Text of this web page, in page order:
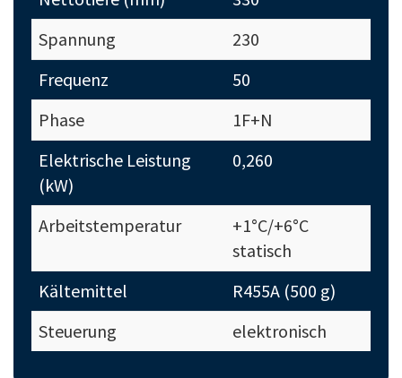
Spannung
230
Frequenz
50
Phase
1F+N
Elektrische Leistung
(kW)
0,260
Arbeitstemperatur
+1°C/+6°C
statisch
Kältemittel
R455A (500 g)
Steuerung
elektronisch